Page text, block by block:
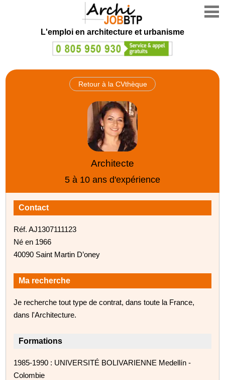
L'emploi en architecture et urbanisme
Retour à la CVthèque
Architecte
5 à 10 ans d'expérience
Contact
Réf. AJ1307111123
Né en 1966
40090 Saint Martin D’oney
Ma recherche
Je recherche tout type de contrat, dans toute la France,
dans l'Architecture.
Formations
1985-1990 : UNIVERSITÉ BOLIVARIENNE Medellín -
Colombie